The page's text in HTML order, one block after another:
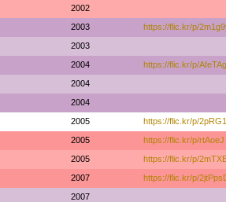
2002
2003 https://flic.kr/p/
2003
2004 https://flic.kr/p/AfeTAg
2004
2004
2005 https://flic.kr/p/
2005 https://flic.kr/p/rtAoeJ
2005 https://flic.kr/p/
2007 https://flic.kr/p/
2007